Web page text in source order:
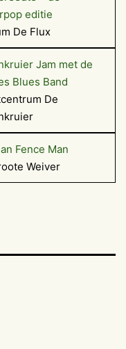
editie
De Flux
Jam met de
Blues Band
De
Fence Man
Weiver